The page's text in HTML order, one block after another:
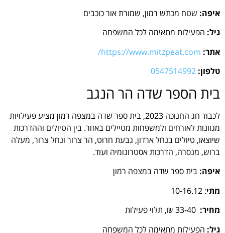
איפה: שטח מכתש רמון, שמורת אור כוכבים
גיל: הפעילות מתאימה לכל המשפחה
אתר: https://www.mitzpeat.com/
טלפון: 0547514992
בית הספר שדה הר הנגב
לכבוד חג החנוכה 2023, בית ספר שדה במצפה רמון מציע פעילויות
מגוונות לאורחים ולמשפחות מטיילים באזור. בין הטיולים וההדרכות
שיוצאו, טיולים בנחל ארדון, גבעת חרוט, הר צרור ונחל צרור, מעלה
ברוש, מנסרה, הדרכות אסטרונומיה ועוד.
איפה: בית ספר שדה במצפה רמון
מתי: 10-16.12
מחיר:
גיל: הפעילות מתאימה לכל המשפחה